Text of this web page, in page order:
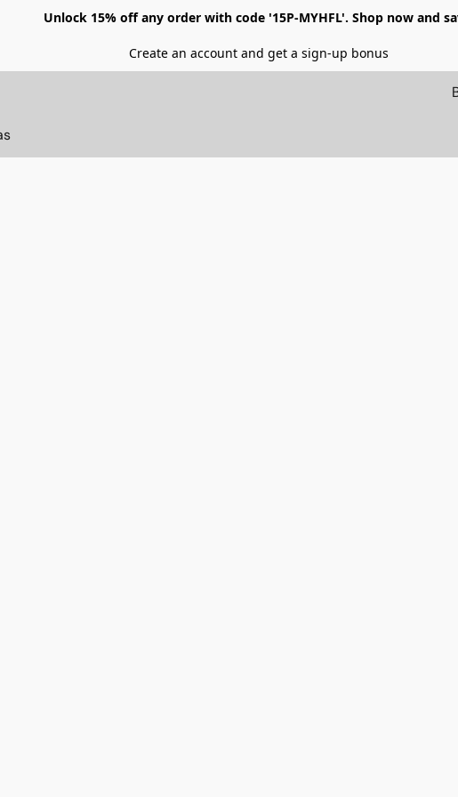
Unlock 15% off any order with code '15P-MYHFL'. Shop now and
Create an account and get a sign-up bonus